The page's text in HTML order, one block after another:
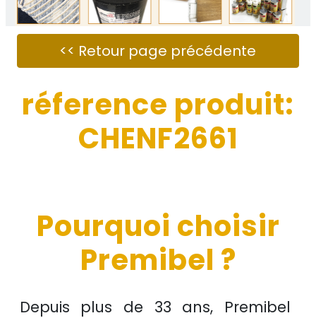
réference produit:
CHENF2661
Pourquoi choisir
Premibel ?
Depuis plus de 33 ans, Premibel